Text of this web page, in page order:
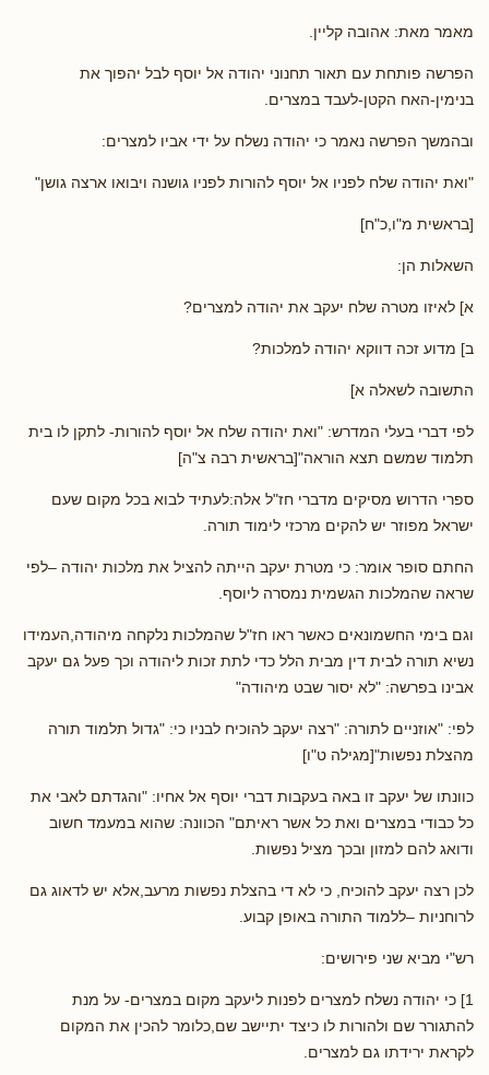
מאמר מאת: אהובה קליין.
הפרשה פותחת עם תאור תחנוני יהודה אל יוסף לבל יהפוך את
בנימין-האח הקטן-לעבד במצרים.
ובהמשך הפרשה נאמר כי יהודה נשלח על ידי אביו למצרים:
"ואת יהודה שלח לפניו אל יוסף להורות לפניו גושנה ויבואו ארצה גושן"
[בראשית מ"ו,כ"ח]
השאלות הן:
א] לאיזו מטרה שלח יעקב את יהודה למצרים?
ב] מדוע זכה דווקא יהודה למלכות?
התשובה לשאלה א]
לפי דברי בעלי המדרש: "ואת יהודה שלח אל יוסף להורות- לתקן לו בית
תלמוד שמשם תצא הוראה"[בראשית רבה צ"ה]
ספרי הדרוש מסיקים מדברי חז"ל אלה:לעתיד לבוא בכל מקום שעם
ישראל מפוזר יש להקים מרכזי לימוד תורה.
החתם סופר אומר: כי מטרת יעקב הייתה להציל את מלכות יהודה –לפי
שראה שהמלכות הגשמית נמסרה ליוסף.
וגם בימי החשמונאים כאשר ראו חז"ל שהמלכות נלקחה מיהודה,העמידו
נשיא תורה לבית דין מבית הלל כדי לתת זכות ליהודה וכך פעל גם יעקב
אבינו בפרשה: "לא יסור שבט מיהודה"
לפי: "אוזניים לתורה: "רצה יעקב להוכיח לבניו כי: "גדול תלמוד תורה
מהצלת נפשות"[מגילה ט"ו]
כוונתו של יעקב זו באה בעקבות דברי יוסף אל אחיו: "והגדתם לאבי את
כל כבודי במצרים ואת כל אשר ראיתם" הכוונה: שהוא במעמד חשוב
ודואג להם למזון ובכך מציל נפשות.
לכן רצה יעקב להוכיח, כי לא די בהצלת נפשות מרעב,אלא יש לדאוג גם
לרוחניות –ללמוד התורה באופן קבוע.
רש"י מביא שני פירושים:
1] כי יהודה נשלח למצרים לפנות ליעקב מקום במצרים- על מנת
להתגורר שם ולהורות לו כיצד יתיישב שם,כלומר להכין את המקום
לקראת ירידתו גם למצרים.